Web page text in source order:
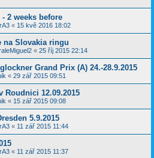
2 weeks before
« 15 kvě 2016 18:02
na Slovakia ringu
« 25 říj 2015 22:14
Grand Prix (A) 24.-28.9.2015
« 29 zář 2015 09:51
12.09.2015
« 15 zář 2015 09:08
5.9.2015
« 11 zář 2015 11:44
« 11 zář 2015 11:37